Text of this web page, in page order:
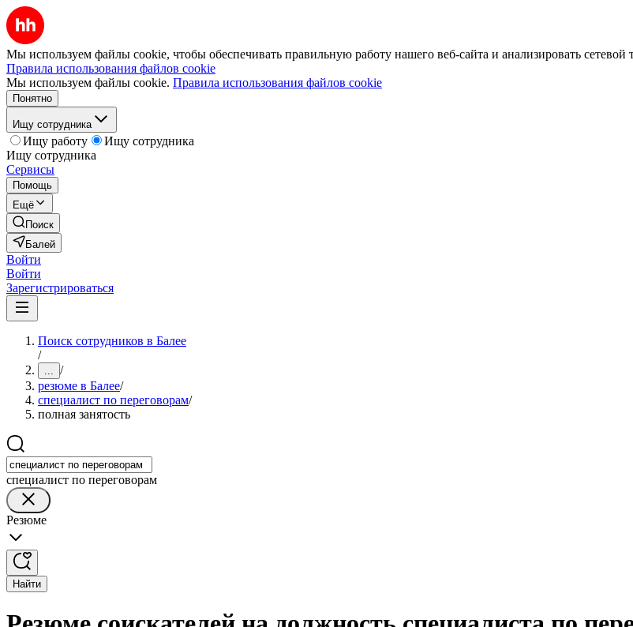
Мы используем файлы cookie, чтобы обеспечивать правильную работу нашего веб-сайта и анализировать сетевой
Правила использования файлов cookie
Мы используем файлы cookie. Правила использования файлов cookie
Понятно
Ищу сотрудника
Ищу работу
Ищу сотрудника
Ищу сотрудника
Сервисы
Помощь
Ещё
Поиск
Балей
Войти
Войти
Зарегистрироваться
Поиск сотрудников в Балее
/
... /
резюме в Балее/
специалист по переговорам/
полная занятость
специалист по переговорам
Резюме
Найти